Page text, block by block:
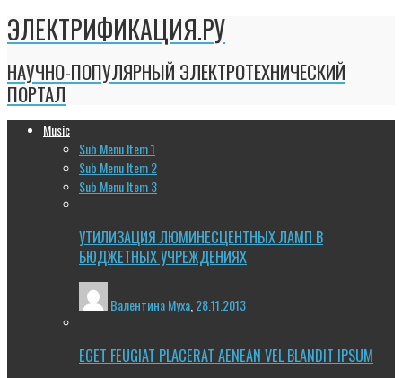
ЭЛЕКТРИФИКАЦИЯ.РУ
НАУЧНО-ПОПУЛЯРНЫЙ ЭЛЕКТРОТЕХНИЧЕСКИЙ
ПОРТАЛ
Music
Sub Menu Item 1
Sub Menu Item 2
Sub Menu Item 3
УТИЛИЗАЦИЯ ЛЮМИНЕСЦЕНТНЫХ ЛАМП В
БЮДЖЕТНЫХ УЧРЕЖДЕНИЯХ
Валентина Муха 28.11.2013
EGET FEUGIAT PLACERAT AENEAN VEL BLANDIT IPSUM